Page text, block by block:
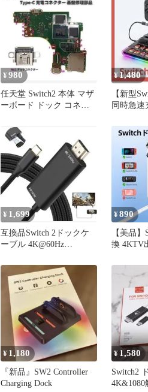
¥ 980
任天堂 Switch2 本体 マザ
ーボード ドック コネク
¥1,480
【新型
同時急速
¥ 1,699
互換品Switch 2ドックケ
ーブル 4K@60Hz
¥890
【美品
換 4KTV
¥ 1,180
『新品』SW2 Controller
Charging Dock
¥ 1,580
Switch2
4K&1080